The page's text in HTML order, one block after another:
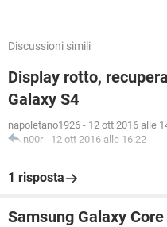
Discussioni simili
Display rotto,
Galaxy S4
napoletano1926 - 12 ott 2016 alle
n00r - 12 ott 2016 alle 16:22
1 risposta
Samsung Galaxy